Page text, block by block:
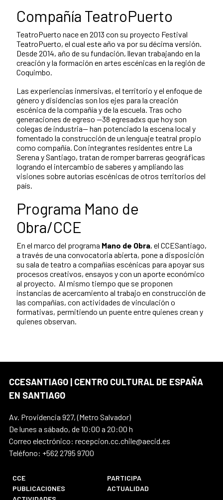
Compañía TeatroPuerto
TeatroPuerto nace en 2013 con su proyecto Festival
TeatroPuerto, el cual este año va por su décima versión.
Desde 2014, año de su fundación, llevan trabajando en la
creación y la formación en artes escénicas en la región de
Coquimbo.
Las experiencias inmersivas, el territorio y el enfoque de
género y disidencias son los ejes para la creación
escénica de la compañía y de la escuela. Tras ocho
generaciones de egreso —38 egresadxs que hoy son
colegas de industria— han potenciado la escena local y
fomentado la construcción de un lenguaje teatral propio
como compañía. Con integrantes residentes entre La
Serena y Santiago, tratan de romper barreras geográficas
logrando el intercambio de saberes y ampliando las
visiones sobre autorías escénicas de otros territorios del
país.
Programa Mano de
Obra/CCE
En el marco del programa Mano de Obra, el CCESantiago,
a través de una convocatoria abierta, pone a disposición
su sala de teatro a compañías escénicas para apoyar sus
procesos creativos, ensayos y con un aporte económico
al proyecto. Al mismo tiempo que se proponen
instancias de acercamiento al trabajo en construcción de
las compañías, con actividades de vinculación o
formativas, permitiendo un puente entre quienes crean y
quienes observan.
CCESANTIAGO | CENTRO CULTURAL DE ESPAÑA
EN SANTIAGO
Av. Providencia 927, (Metro Salvador)
De lunes a sábado, de 10:00 a 20:00 h
Correo electrónico: recepcion.cc.chile@aecid.es
Teléfono: +562 2795 9700
CCE
PARTICIPA
PUBLICACIONES
ACTUALIDAD